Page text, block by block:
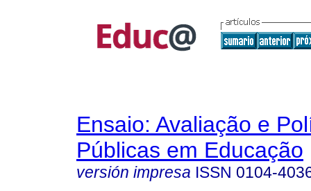
Ensaio: Avaliação e
Públicas em Educação
versión impresa ISSN 0104-